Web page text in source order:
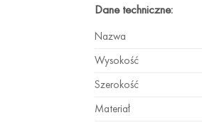
Dane techniczne:
Nazwa
Wysokość
Szerokość
Materiał